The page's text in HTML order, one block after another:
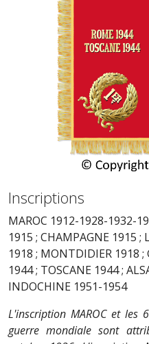
Inscriptions
MAROC 1912-1928-1932-
1915 ; CHAMPAGNE 1915 ;
1918 ; MONTDIDIER 1918 ;
1944 ; TOSCANE 1944 ;
INDOCHINE 1951-1954
L'inscription MAROC et
guerre mondiale sont